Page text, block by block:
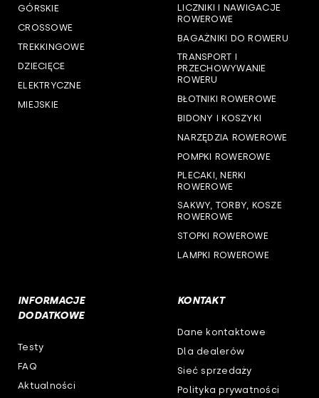
woj. pomorskie
woj. śląskie
woj. warmińsko-mazurskie
GÓRSKIE
CROSSOWE
TREKKINGOWE
DZIECIĘCE
ELEKTRYCZNE
MIEJSKIE
LICZNIKI I NAWIGACJE
ROWEROWE
BAGAŻNIKI DO ROWERU
TRANSPORT I
PRZECHOWYWANIE
ROWERU
BŁOTNIKI ROWEROWE
BIDONY I KOSZYKI
NARZĘDZIA ROWEROWE
POMPKI ROWEROWE
PLECAKI, NERKI
ROWEROWE
SAKWY, TORBY, KOSZE
ROWEROWE
STOPKI ROWEROWE
LAMPKI ROWEROWE
INFORMACJE
DODATKOWE
Testy
FAQ
Aktualności
KONTAKT
Dane kontaktowe
Dla dealerów
Sieć sprzedaży
Polityka prywatności